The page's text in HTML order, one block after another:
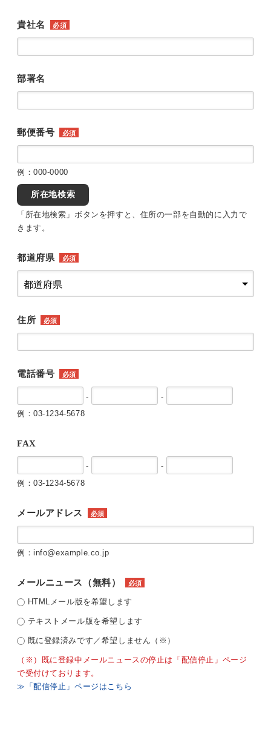
貴社名 必須
部署名
郵便番号 必須
例：000-0000
所在地検索
「所在地検索」ボタンを押すと、住所の一部を自動的に入力で
きます。
都道府県 必須
住所 必須
電話番号 必須
-
-
例：03-1234-5678
FAX
-
-
例：03-1234-5678
メールアドレス 必須
例：info@example.co.jp
メールニュース（無料） 必須
HTMLメール版を希望します
テキストメール版を希望します
既に登録済みです／希望しません（※）
（※）既に登録中メールニュースの停止は「配信停止」ページ
で受付けております。
≫「配信停止」ページはこちら